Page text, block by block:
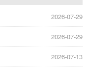
2026-07-29
2026-07-29
2026-07-13